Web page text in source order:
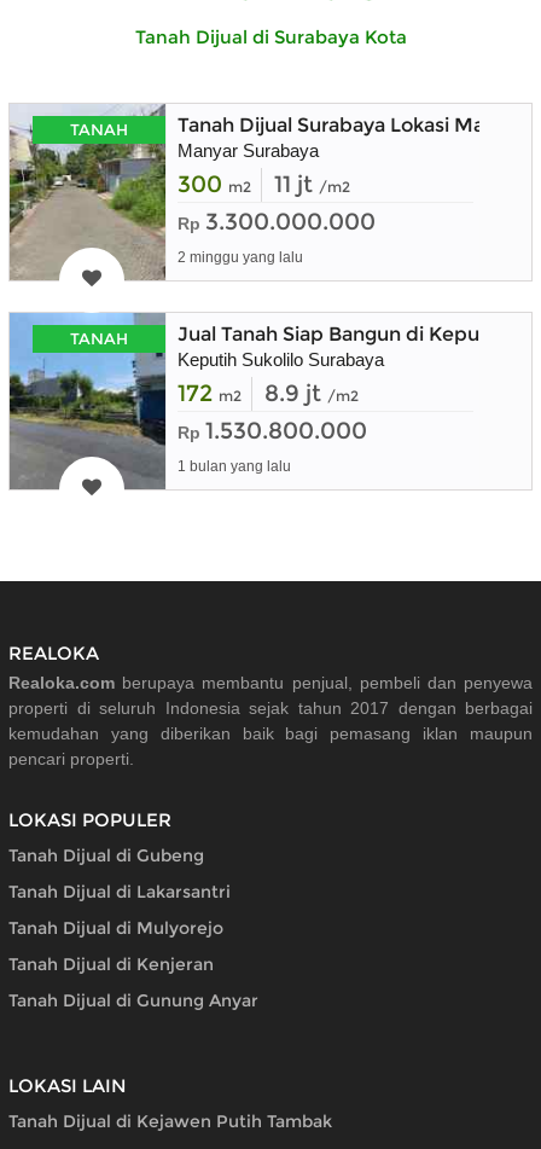
Tanah Dijual di Surabaya Kota
TANAH Tanah Dijual Surabaya Lokasi Manyar
Manyar Surabaya
300 m2 11 jt /m2
Rp 3.300.000.000
2 minggu yang lalu
TANAH Jual Tanah Siap Bangun di Keputih
Keputih Sukolilo Surabaya
172 m2 8.9 jt /m2
Rp 1.530.800.000
1 bulan yang lalu
REALOKA
Realoka.com berupaya membantu penjual, pembeli dan penyewa
properti di seluruh Indonesia sejak tahun 2017 dengan berbagai
kemudahan yang diberikan baik bagi pemasang iklan maupun
pencari properti.
LOKASI POPULER
Tanah Dijual di Gubeng
Tanah Dijual di Lakarsantri
Tanah Dijual di Mulyorejo
Tanah Dijual di Kenjeran
Tanah Dijual di Gunung Anyar
LOKASI LAIN
Tanah Dijual di Kejawen Putih Tambak